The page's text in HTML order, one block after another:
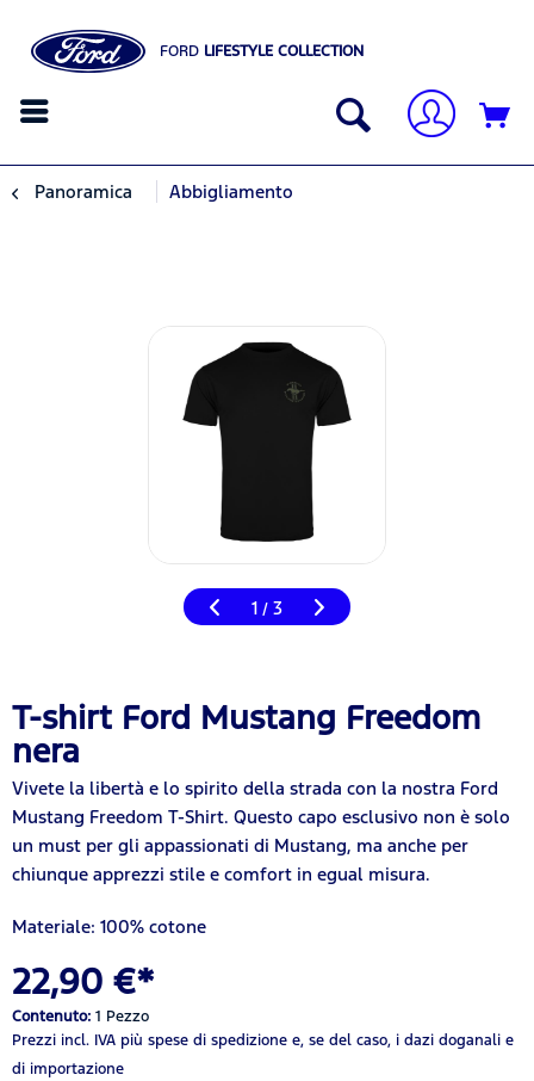
FORD LIFESTYLE COLLECTION
Panoramica Abbigliamento
1 / 3
T-shirt Ford Mustang Freedom
nera
Vivete la libertà e lo spirito della strada con la nostra Ford
Mustang Freedom T-Shirt. Questo capo esclusivo non è solo
un must per gli appassionati di Mustang, ma anche per
chiunque apprezzi stile e comfort in egual misura.
Materiale: 100% cotone
22,90 €*
Contenuto: 1 Pezzo
Prezzi incl. IVA più spese di spedizione e, se del caso, i dazi doganali e
di importazione